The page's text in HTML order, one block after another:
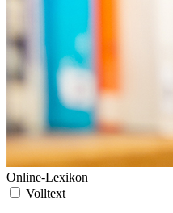
Online-Lexikon
Volltext